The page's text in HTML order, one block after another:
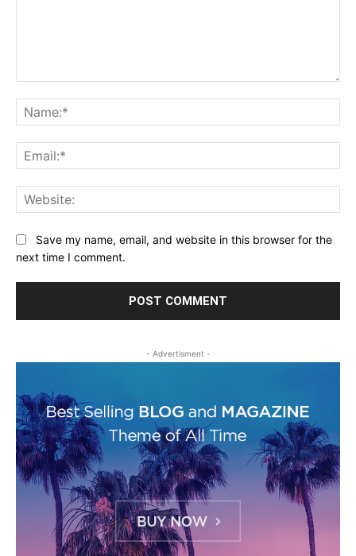
Save my name, email, and website in this browser for the
next time I comment.
- Advertisment -